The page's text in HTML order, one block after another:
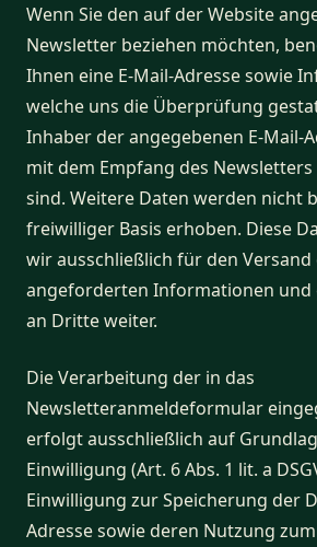
Wenn Sie den auf der Website
Newsletter beziehen möchten,
Ihnen eine E-Mail-Adresse sowie
welche uns die Überprüfung
Inhaber der angegebenen E-Mail-
mit dem Empfang des
sind. Weitere Daten werden nicht
freiwilliger Basis erhoben. Diese
wir ausschließlich für den Versand
angeforderten Informationen und
an Dritte weiter.
Die Verarbeitung der in das
Newsletteranmeldeformular
erfolgt ausschließlich auf
Einwilligung (Art. 6 Abs. 1 lit. a
Einwilligung zur Speicherung der
Adresse sowie deren Nutzung